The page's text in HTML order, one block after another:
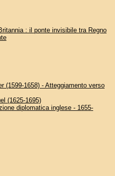
: il ponte invisibile tra Regno
(1599-1658) - Atteggiamento verso
(1625-1695)
diplomatica inglese - 1655-